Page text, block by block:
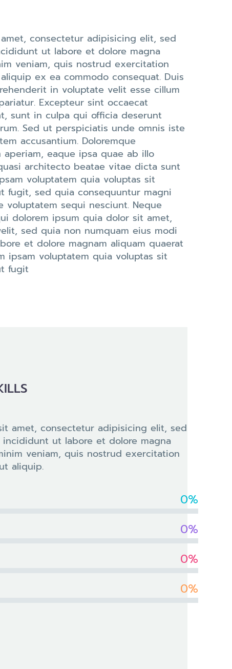
consectetur adipisicing elit, sed
ut labore et dolore magna
veniam, quis nostrud exercitation
ex ea commodo consequat. Duis
in voluptate velit esse cillum
Excepteur sint occaecat
sunt in culpa qui officia deserunt
Sed ut perspiciatis unde omnis iste
accusantium. Doloremque
eaque ipsa quae ab illo
architecto beatae vitae dicta sunt
voluptatem quia voluptas sit
fugit, sed quia consequuntur magni
voluptatem sequi nesciunt. Neque
dolorem ipsum quia dolor sit amet,
sed quia non numquam eius modi
et dolore magnam aliquam quaerat
ipsam voluptatem quia voluptas sit
fugit
amet, consectetur adipisicing elit, sed
ut labore et dolore magna
veniam, quis nostrud exercitation
aliquip.
0%
0%
0%
0%